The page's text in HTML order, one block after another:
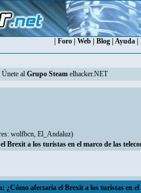
Foro| Web| Blog| Ayuda|
Únete al Grupo Steamelhacker.NET
wolfbcn, El_Andaluz)
Brexit a los turistas en el marco de las
¿Cómo afectaría el Brexit a los turistas en